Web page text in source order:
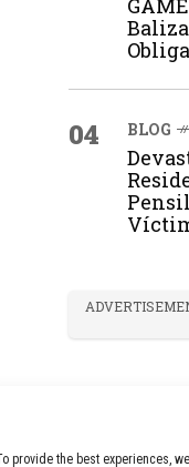
provide the best experiences,
04 BLOG